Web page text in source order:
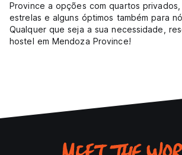
Province a opções com quartos
estrelas e alguns óptimos também para
Qualquer que seja a sua necessidade,
hostel em Mendoza Province!